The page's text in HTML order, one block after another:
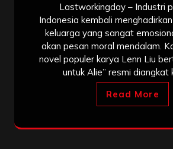
Lastworkingday – Industri
Indonesia kembali
keluarga yang sangat
akan pesan moral mendalam.
novel populer karya Lenn Liu
untuk Alie” resmi diangkat
Read More